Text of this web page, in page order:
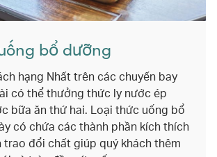
bổ dưỡng
hạng Nhất trên các chuyến bay
có thể thưởng thức ly nước ép
bữa ăn thứ hai. Loại thức uống bổ
có chứa các thành phần kích thích
trao đổi chất giúp quý khách thêm